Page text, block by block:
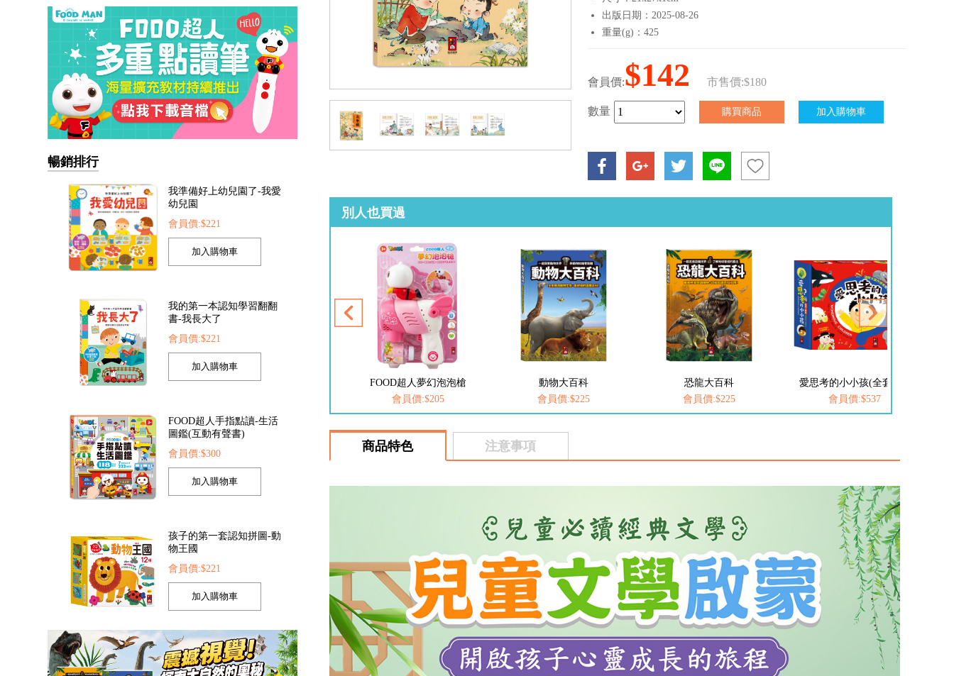
暢銷排行
我準備好上幼兒園了-我愛
幼兒園
會員價:$221
我的第一本認知學習翻翻
書-我長大了
會員價:$221
FOOD超人手指點讀-生活
圖鑑(互動有聲書)
會員價:$300
孩子的第一套認知拼圖-動
物王國
會員價:$221
出版日期：2025-08-26
重量(g)：425
會員價:$142 市售價:$180
數量
別人也買過
FOOD超人繽紛泡泡槍
FOOD超人夢幻泡泡槍
動物大百科
會員價:$225
恐龍大百科
會員價:$225
愛思考的小小孩(全套8冊)
會員價:$537
FOOD超人-我是小醫生
會員價:$252
商品特色 注意事項